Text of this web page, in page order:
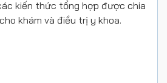
kiến thức tổng hợp được chia
khám và điều trị y khoa.